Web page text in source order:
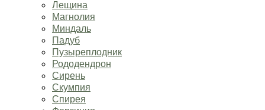
Лещина
Магнолия
Миндаль
Падуб
Пузыреплодник
Рододендрон
Сирень
Скумпия
Спирея